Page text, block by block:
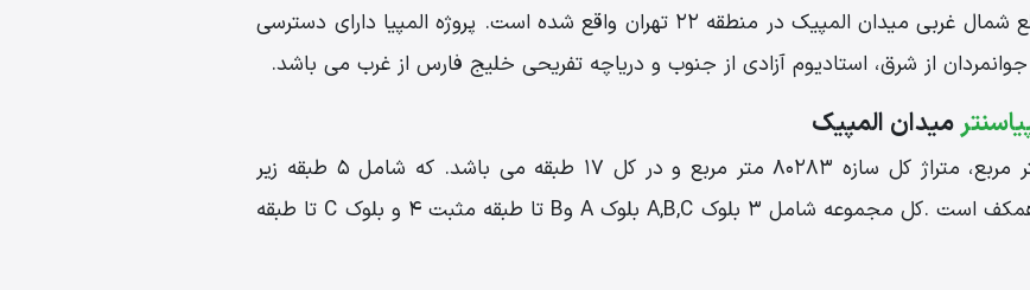
مجتمع تجاری_ اداری المپیک، در ضلع شمال غربی میدان المپیک در منطقه 22 تهران واقع شده است. پروژه المپیا دارای دسترسی
از شرق، استادیوم آزادی از جنوب و دریاچه تفریحی خلیج فارس از غرب می باشد.
میدان المپیک
مساحت زمین ملاک تراکم 8884 متر مربع، متراژ کل سازه 80283 متر مربع و در کل 17 طبقه می باشد. که شامل 5 طبقه زیر
زمین، 2 طبقه همکف و 10طبقه روی همکف است .کل مجموعه شامل 3 بلوک A,B,C بلوک A وB تا طبقه مثبت 4 و بلوک C تا طبقه